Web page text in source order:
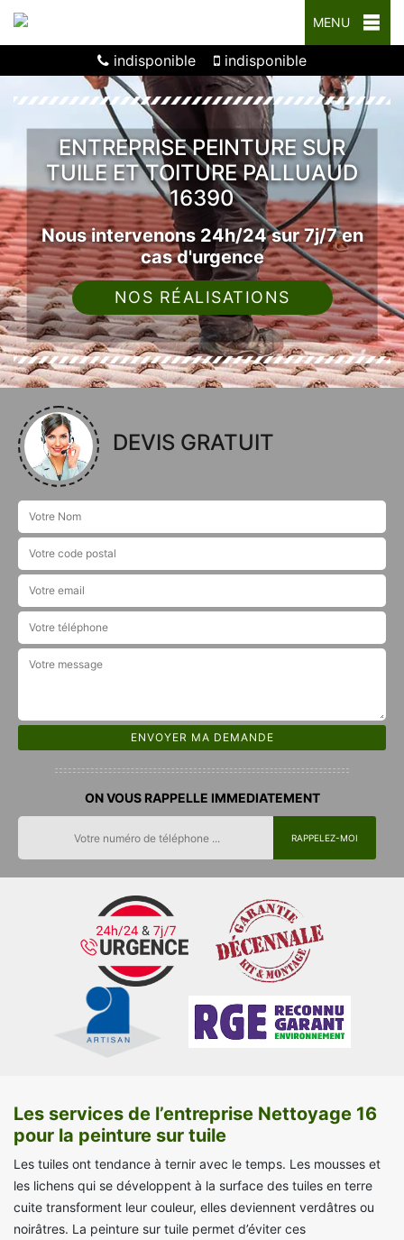
MENU
indisponible indisponible
ENTREPRISE PEINTURE SUR
TUILE ET TOITURE PALLUAUD
16390
Nous intervenons 24h/24 sur 7j/7 en
cas d'urgence
NOS RÉALISATIONS
DEVIS GRATUIT
ON VOUS RAPPELLE IMMEDIATEMENT
Les services de l’entreprise Nettoyage 16
pour la peinture sur tuile
Les tuiles ont tendance à ternir avec le temps. Les mousses et
les lichens qui se développent à la surface des tuiles en terre
cuite transforment leur couleur, elles deviennent verdâtres ou
noirâtres. La peinture sur tuile permet d’éviter ces